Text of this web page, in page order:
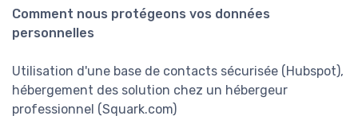
Comment nous protégeons vos données
personnelles
Utilisation d'une base de contacts sécurisée (Hubspot),
hébergement des solution chez un hébergeur
professionnel (Squark.com)